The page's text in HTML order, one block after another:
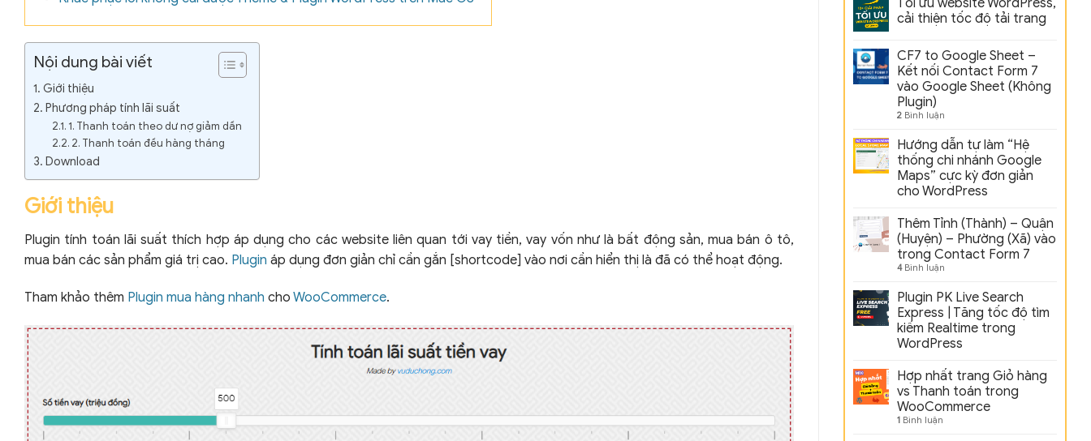
Nội dung bài viết
Giới thiệu
Phương pháp tính lãi suất
1. Thanh toán theo dư nợ giảm dần
2. Thanh toán đều hàng tháng
Download
Giới thiệu
Plugin tính toán lãi suất thích hợp áp dụng cho các website liên quan tới vay tiền, vay vốn như là bất động sản, mua bán ô tô,
mua bán các sản phẩm giá trị cao. Plugin áp dụng đơn giản chỉ cần gắn [shortcode] vào nơi cần hiển thị là đã có thể hoạt động.
Tham khảo thêm Plugin mua hàng nhanh cho WooCommerce.
Tối ưu website WordPress,
cải thiện tốc độ tải trang
CF7 to Google Sheet –
Kết nối Contact Form 7
vào Google Sheet (Không
Plugin)
2 Bình luận
Hướng dẫn tự làm “Hệ
thống chi nhánh Google
Maps” cực kỳ đơn giản
cho WordPress
Thêm Tỉnh (Thành) – Quận
(Huyện) – Phường (Xã) vào
trong Contact Form 7
4Bình luận
Plugin PK Live Search
Express | Tăng tốc độ tìm
kiếm Realtime trong
WordPress
Hợp nhất trang Giỏ hàng
vs Thanh toán trong
WooCommerce
1 Bình luận